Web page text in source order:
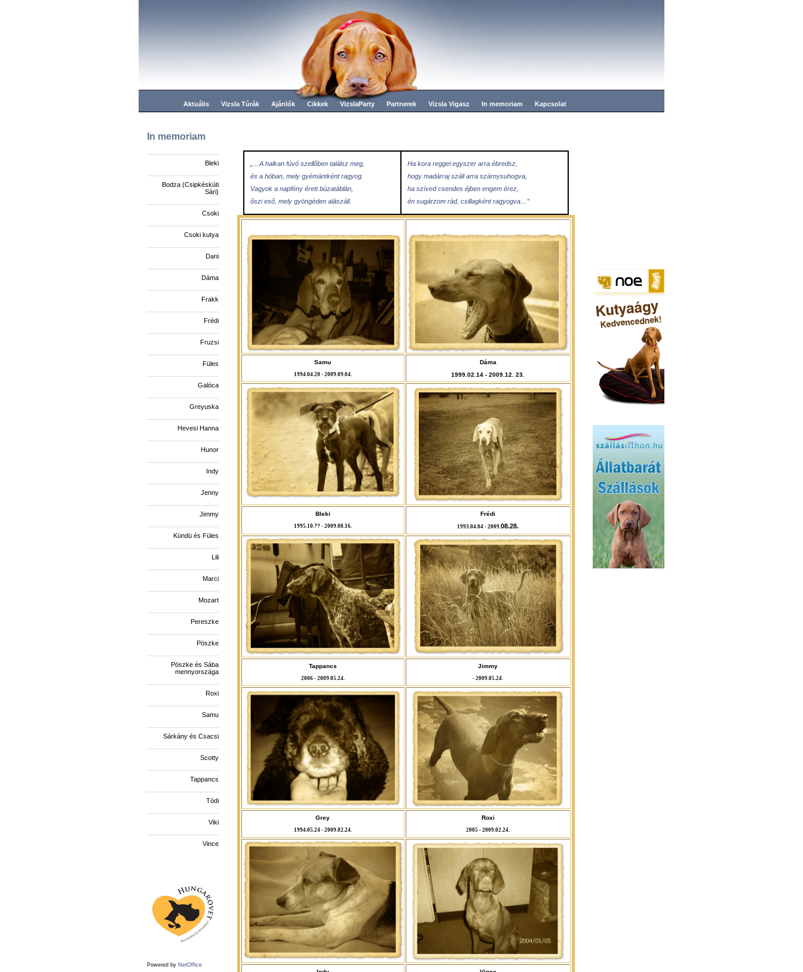
Aktuális Vizsla Túrák Ajánlók Cikkek VizslaParty Partnerek Vizsla Vigasz In memoriam Kapcsolat
In memoriam
Bleki
Bodza (Csipkéskúti
Sári)
Csoki
Csoki kutya
Dani
Dáma
Frakk
Frédi
Fruzsi
Füles
Galóca
Greyuska
Hevesi Hanna
Hunor
Indy
Jenny
Jimmy
Kündü és Füles
Lili
Marci
Mozart
Pereszke
Pöszke
Pöszke és Sába
mennyországa
Roxi
Samu
Sárkány és Csacsi
Scotty
Tappancs
Tódi
Viki
Vince
Powered by NetOffice
„…A halkan fúvó szellőben találsz meg,
és a hóban, mely gyémántként ragyog.
Vagyok a napfény érett búzatáblán,
őszi eső, mely gyöngéden alászáll.
Ha kora reggel egyszer arra ébredsz,
hogy madárraj száll arra szárnysuhogva,
ha szíved csendes éjben engem érez,
én sugárzom rád, csillagként ragyogva…”
Samu
1994.04.20 - 2009.09.04.
Dáma
1999.02.14 - 2009.12. 23.
Bleki
1995.10.?? - 2009.08.16.
Frédi
1993.04.04 - 2009. 08.28.
Tappancs
2006 - 2009.05.24.
Jimmy
- 2009.05.24.
Grey
1994.05.24 - 2009.02.24.
Roxi
2005 - 2009.02.24.